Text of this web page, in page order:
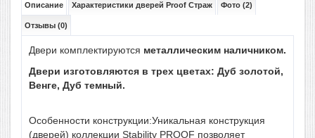
Описание Характеристики дверей Proof Страж Фото (2)
Отзывы (0)
Двери комплектируются металлическим наличником.
Двери изготовляются в трех цветах: Дуб золотой,
Венге, Дуб темный.
Особенности конструкции:Уникальная конструкция
(дверей) коллекции Stability PROOF позволяет